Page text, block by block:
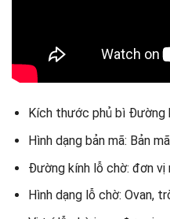
Kích thước phủ bì Đường
Hình dạng bản mã: Bản
Đường kính lỗ chờ: đơn vị
Hình dạng lỗ chờ: Ovan,